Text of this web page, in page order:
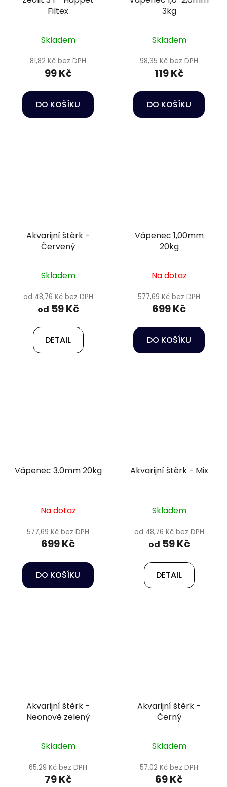
Filtex
Skladem
81,82 Kč bez DPH
99 Kč
DO KOŠÍKU
3kg
Skladem
98,35 Kč bez DPH
119 Kč
DO KOŠÍKU
Akvarijní štěrk -
Červený
Skladem
od 48,76 Kč bez DPH
od 59 Kč
DETAIL
Vápenec 1,00mm
20kg
Na dotaz
577,69 Kč bez DPH
699 Kč
DO KOŠÍKU
Vápenec 3.0mm 20kg
Na dotaz
577,69 Kč bez DPH
699 Kč
DO KOŠÍKU
Akvarijní štěrk - Mix
Skladem
od 48,76 Kč bez DPH
od 59 Kč
DETAIL
Akvarijní štěrk -
Neonově zelený
Skladem
65,29 Kč bez DPH
79 Kč
Akvarijní štěrk -
Černý
Skladem
57,02 Kč bez DPH
69 Kč